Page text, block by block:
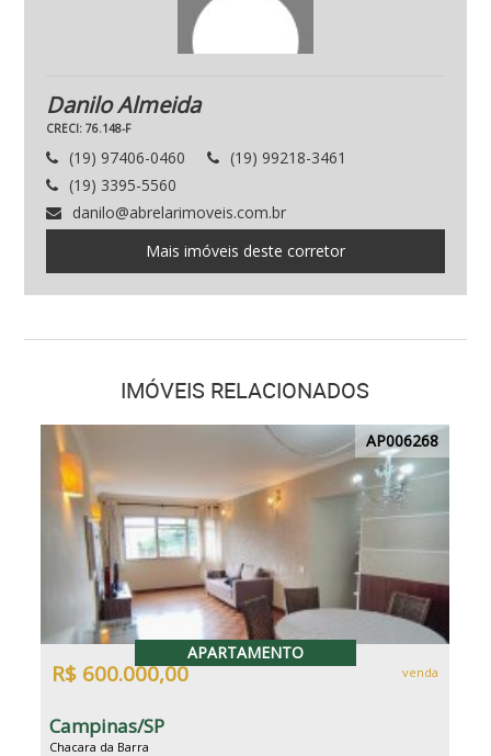
Danilo Almeida
CRECI: 76.148-F
(19) 97406-0460
(19) 99218-3461
(19) 3395-5560
danilo@abrelarimoveis.com.br
Mais imóveis deste corretor
IMÓVEIS RELACIONADOS
AP006268
APARTAMENTO
R$ 600.000,00 venda
Campinas/SP
Chacara da Barra